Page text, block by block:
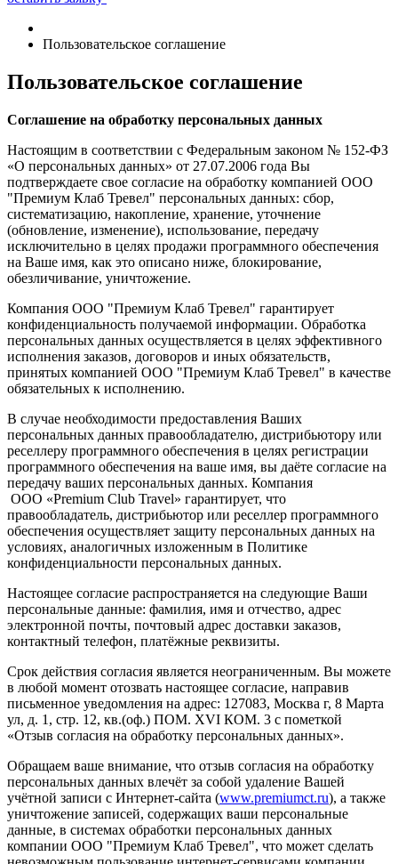
Пользовательское соглашение
Пользовательское соглашение
Соглашение на обработку персональных данных
Настоящим в соответствии с Федеральным законом № 152-ФЗ
«О персональных данных» от 27.07.2006 года Вы
подтверждаете свое согласие на обработку компанией ООО
"Премиум Клаб Тревел" персональных данных: сбор,
систематизацию, накопление, хранение, уточнение
(обновление, изменение), использование, передачу
исключительно в целях продажи программного обеспечения
на Ваше имя, как это описано ниже, блокирование,
обезличивание, уничтожение.
Компания ООО "Премиум Клаб Тревел" гарантирует
конфиденциальность получаемой информации. Обработка
персональных данных осуществляется в целях эффективного
исполнения заказов, договоров и иных обязательств,
принятых компанией ООО "Премиум Клаб Тревел" в качестве
обязательных к исполнению.
В случае необходимости предоставления Ваших
персональных данных правообладателю, дистрибьютору или
реселлеру программного обеспечения в целях регистрации
программного обеспечения на ваше имя, вы даёте согласие на
передачу ваших персональных данных. Компания
ООО «Premium Club Travel» гарантирует, что
правообладатель, дистрибьютор или реселлер программного
обеспечения осуществляет защиту персональных данных на
условиях, аналогичных изложенным в Политике
конфиденциальности персональных данных.
Настоящее согласие распространяется на следующие Ваши
персональные данные: фамилия, имя и отчество, адрес
электронной почты, почтовый адрес доставки заказов,
контактный телефон, платёжные реквизиты.
Срок действия согласия является неограниченным. Вы можете
в любой момент отозвать настоящее согласие, направив
письменное уведомления на адрес: 127083, Москва г, 8 Марта
ул, д. 1, стр. 12, кв.(оф.) ПОМ. XVI КОМ. 3 с пометкой
«Отзыв согласия на обработку персональных данных».
Обращаем ваше внимание, что отзыв согласия на обработку
персональных данных влечёт за собой удаление Вашей
учётной записи с Интернет-сайта (www.premiumct.ru), а также
уничтожение записей, содержащих ваши персональные
данные, в системах обработки персональных данных
компании ООО "Премиум Клаб Тревел", что может сделать